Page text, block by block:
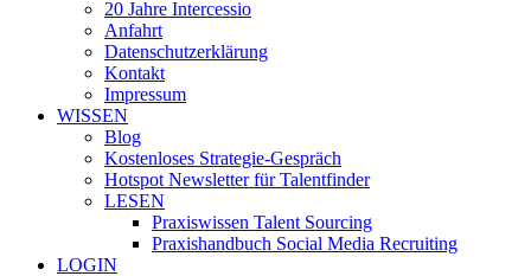
20 Jahre Intercessio
Anfahrt
Datenschutzerklärung
Kontakt
Impressum
WISSEN
Blog
Kostenloses Strategie-Gespräch
Hotspot Newsletter für Talentfinder
LESEN
Praxiswissen Talent Sourcing
Praxishandbuch Social Media Recruiting
LOGIN